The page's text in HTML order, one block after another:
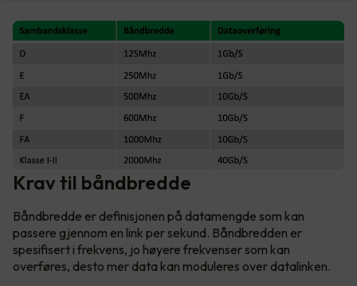
Krav til båndbredde
Båndbredde er definisjonen på datamengde som kan
passere gjennom en link per sekund. Båndbredden er
spesifisert i frekvens, jo høyere frekvenser som kan
overføres, desto mer data kan moduleres over datalinken.